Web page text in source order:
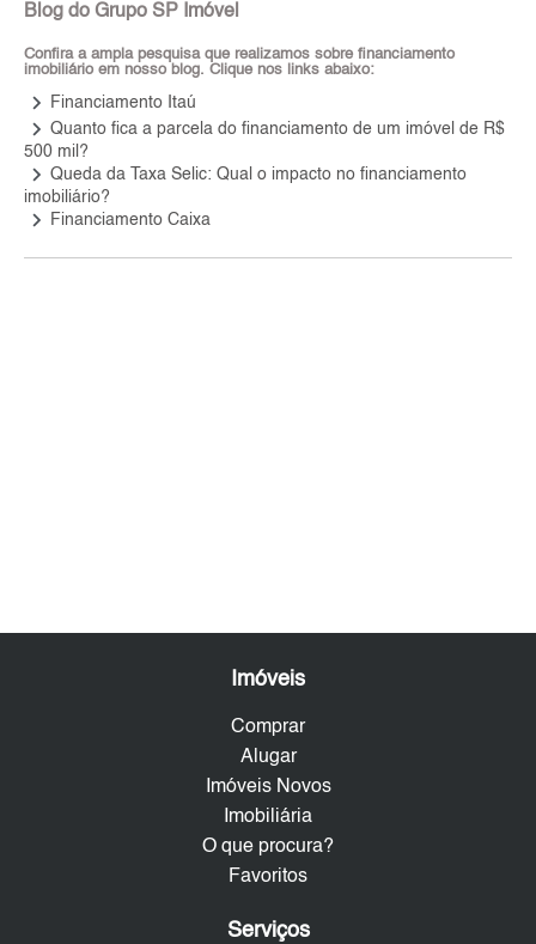
Blog do Grupo SP Imóvel
Confira a ampla pesquisa que realizamos sobre financiamento
imobiliário em nosso blog. Clique nos links abaixo:
keyboard_arrow_right Financiamento Itaú
keyboard_arrow_right Quanto fica a parcela do financiamento de um imóvel de R$
500 mil?
keyboard_arrow_right Queda da Taxa Selic: Qual o impacto no financiamento
imobiliário?
keyboard_arrow_right Financiamento Caixa
Imóveis
Comprar
Alugar
Imóveis Novos
Imobiliária
O que procura?
Favoritos
Serviços